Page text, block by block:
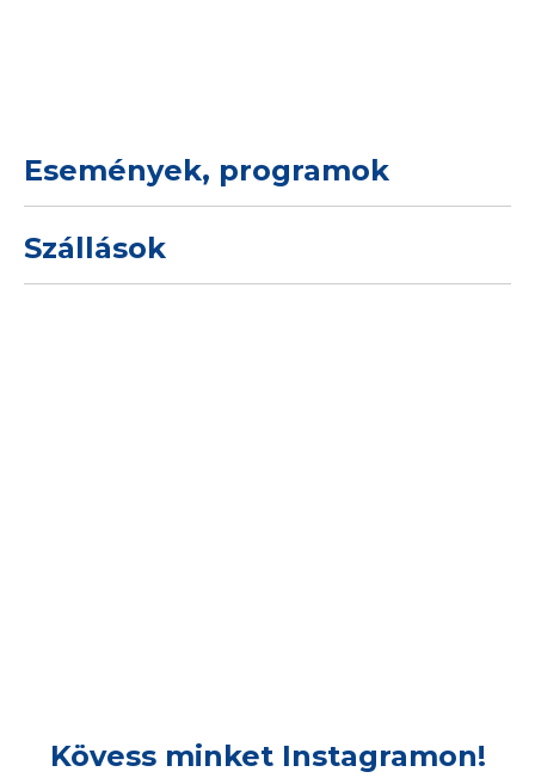
Események, programok
Szállások
Kövess minket Instagramon!